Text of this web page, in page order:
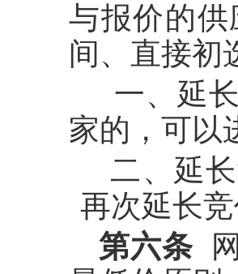
与报价的
间、直接初
一、延
家的，可以
二、延
再次延长
第六条